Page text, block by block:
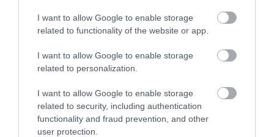
I want to allow Google to enable storage
related to functionality of the website or app.
I want to allow Google to enable storage
related to personalization.
I want to allow Google to enable storage
related to security, including authentication
functionality and fraud prevention, and other
user protection.
Πρόσφατα Επεισόδια